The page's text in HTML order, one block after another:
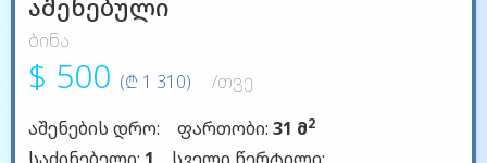
აშენებული
ბინა
$ 500 (₾ 1 310)
/თვე
აშენების დრო:
ფართობი: 31 მ2